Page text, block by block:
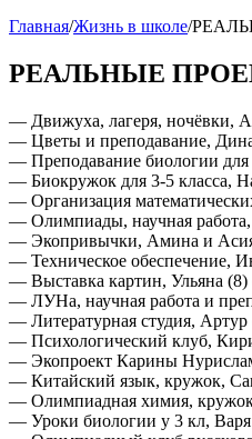
Главная/Жизнь в школе/
РЕАЛЬНЫЕ
— Движуха, лагеря, ночёвки,
— Цветы и преподавание,
— Преподавание биологии
— Биокружок для 3-5 класса,
— Организация
— Олимпиады, научная работа,
— Экопривычки, Амина и
— Техническое обеспечение,
— Выставка картин, Ульяна
— ЛУНа, научная работа и
— Литературная студия, Артур
— Психологический клуб,
— Экопроект Карины
— Китайский язык, кружок,
— Олимпиадная химия,
— Уроки биологии у 3 кл,